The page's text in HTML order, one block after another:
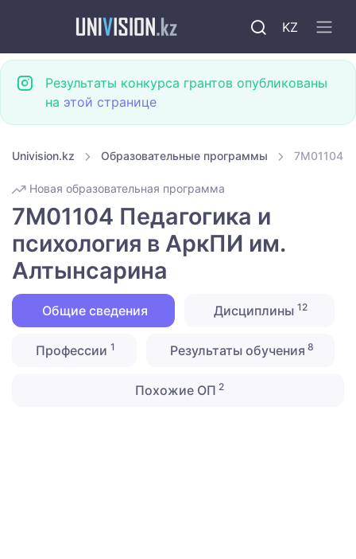
KZ
Результаты конкурса грантов опубликованы
на этой странице
Univision.kz Образовательные программы 7M01104
Новая образовательная программа
7M01104 Педагогика и
психология в АркПИ им.
Алтынсарина
Общие сведения Дисциплины12
Профессии1 Результаты обучения 8
Похожие ОП 2